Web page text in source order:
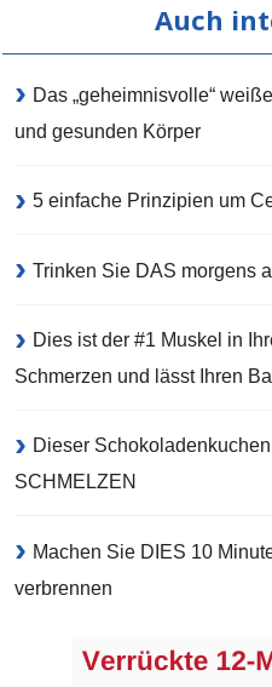
Auch
Das „geheimnisvolle“
und gesunden Körper
5 einfache Prinzipien um
Trinken Sie DAS morgens
Dies ist der #1 Muskel in
Schmerzen und lässt Ihren
Dieser
SCHMELZEN
Machen Sie DIES 10
verbrennen